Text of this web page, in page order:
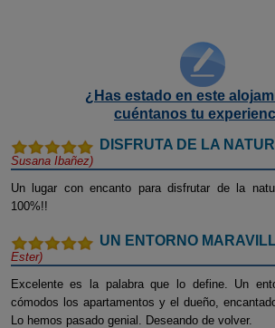
¿Has estado en este
cuéntanos tu
DISFRUTA DE LA
Susana Ibañez)
Un lugar con encanto para disfrutar de la
100%!!
UN ENTORNO
Ester)
Excelente es la palabra que lo define. Un
cómodos los apartamentos y el dueño,
Lo hemos pasado genial. Deseando de volver.